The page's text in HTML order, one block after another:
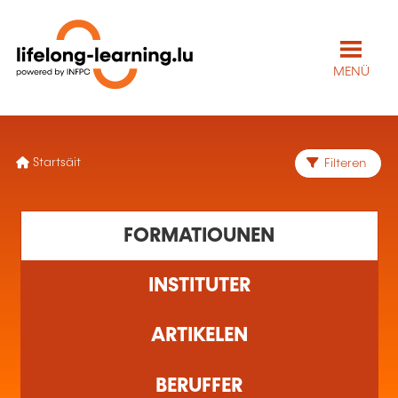
MENÜ
Startsäit Filteren
FORMATIOUNEN
INSTITUTER
ARTIKELEN
BERUFFER